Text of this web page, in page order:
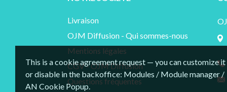
This is a cookie agreement request — you can customize it
or disable in the backoffice: Modules / Module manager /
AN Cookie Popup.
Livraison
OJM Diffusion - Qui sommes-nous
Mentions légales
CGV - OJM Diffusion
Questions fréquentes